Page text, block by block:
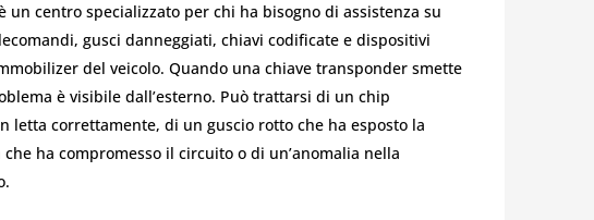
un centro specializzato per chi ha bisogno di assistenza su
gusci danneggiati, chiavi codificate e dispositivi
del veicolo. Quando una chiave transponder smette
è visibile dall’esterno. Può trattarsi di un chip
letta correttamente, di un guscio rotto che ha esposto la
ha compromesso il circuito o di un’anomalia nella